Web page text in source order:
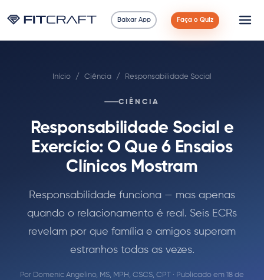
Baixar App Faça o Quiz
90 Dias
Início / Ciência / Responsabilidade Social
CIÊNCIA
Responsabilidade Social e
Exercício: O Que 6 Ensaios
Clínicos Mostram
Responsabilidade funciona — mas apenas
quando o relacionamento é real. Seis ECRs
revelam por que família e amigos superam
estranhos todas as vezes.
Por Domenic Angelino, MS, MPH, CSCS, CPT · Publicado em 18 de